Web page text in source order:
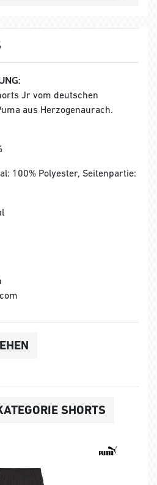
Jr vom deutschen
aus Herzogenaurach.
100% Polyester, Seitenpartie:
SHORTS